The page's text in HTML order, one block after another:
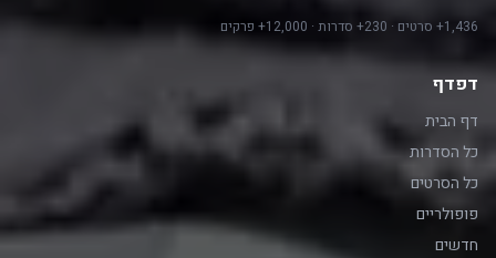
1,436+ סרטים · 230+ סדרות · 12,000+ פרקים
דפדף
דף הבית
כל הסדרות
כל הסרטים
פופולריים
חדשים